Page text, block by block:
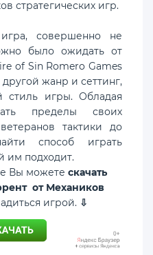
стратегических игр.
совершенно не
было ожидать от
of Sin Romero Games
жанр и сеттинг,
игры. Обладая
пределы своих
тактики до
способ играть
им подходит.
Вы можете скачать
от Механиков
игрой. ⇩